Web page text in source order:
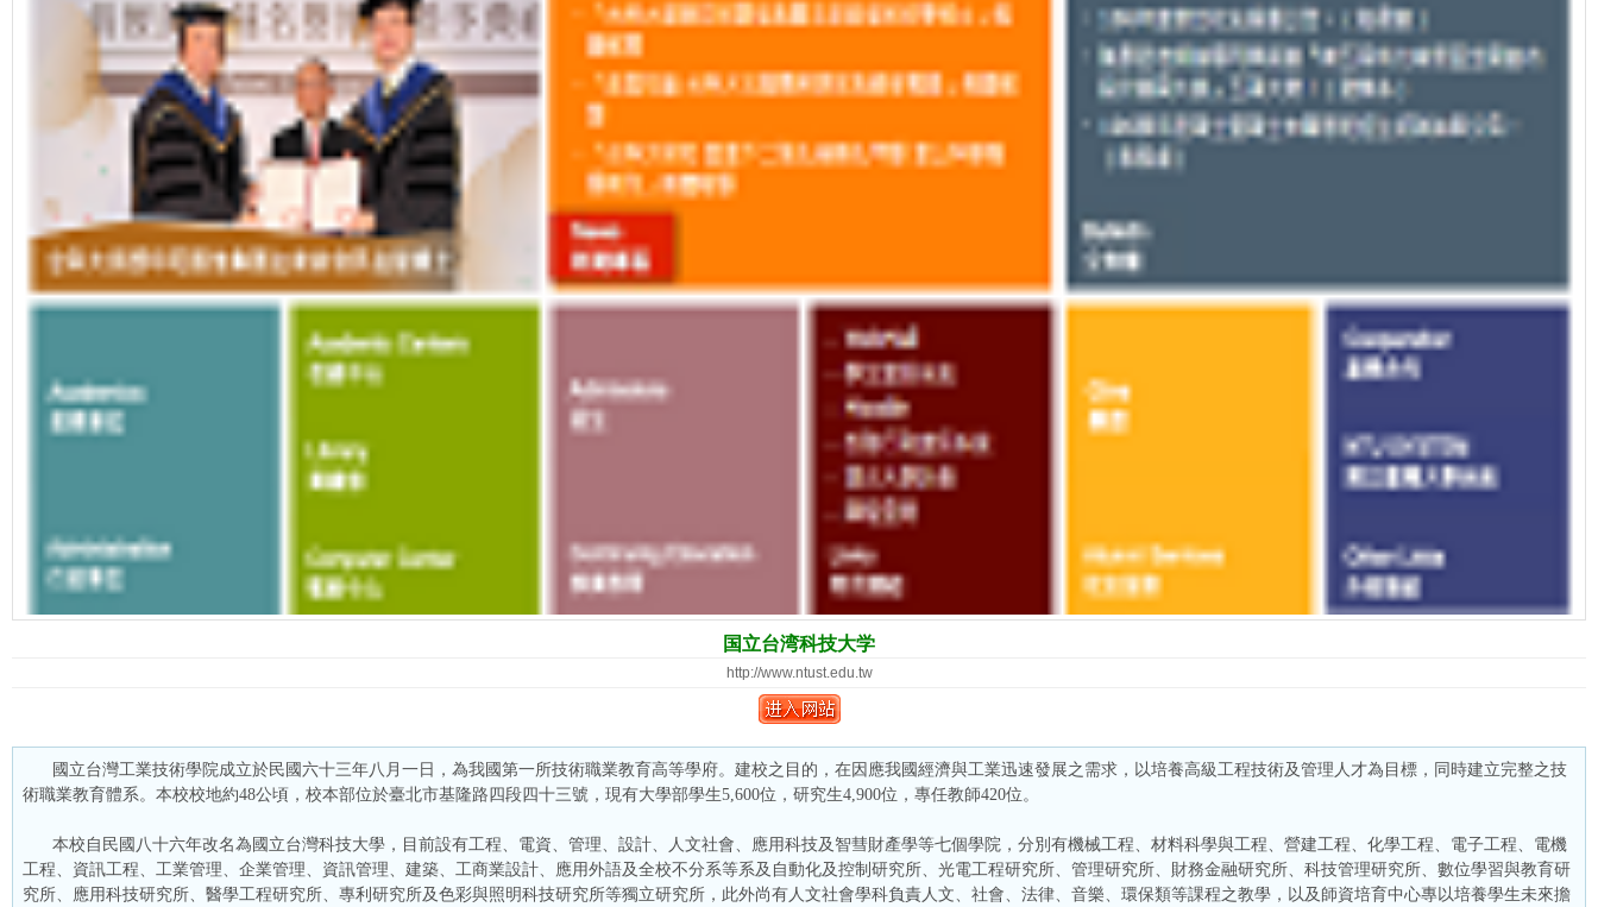
国立台湾科技大学
http://www.ntust.edu.tw
國立台灣工業技術學院成立於民國六十三年八月一日，為我國第一所技術職業教育高等學府。建校之目的，在因應我國經濟與工業迅速發展之需求，以培養高級工程技術及管理人才為目標，同時建立完整之技
術職業教育體系。本校校地約48公頃，校本部位於臺北市基隆路四段四十三號，現有大學部學生5,600位，研究生4,900位，專任教師420位。
本校自民國八十六年改名為國立台灣科技大學，目前設有工程、電資、管理、設計、人文社會、應用科技及智彗財產學等七個學院，分別有機械工程、材料科學與工程、營建工程、化學工程、電子工程、電機
工程、資訊工程、工業管理、企業管理、資訊管理、建築、工商業設計、應用外語及全校不分系等系及自動化及控制研究所、光電工程研究所、管理研究所、財務金融研究所、科技管理研究所、數位學習與教育研
究所、應用科技研究所、醫學工程研究所、專利研究所及色彩與照明科技研究所等獨立研究所，此外尚有人文社會學科負責人文、社會、法律、音樂、環保類等課程之教學，以及師資培育中心專以培養學生未來擔